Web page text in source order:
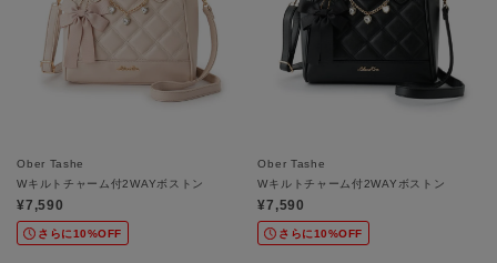
Ober Tashe
Wキルトチャーム付2WAYボストン
¥7,590
さらに10%OFF
Ober Tashe
Wキルトチャーム付2WAYボストン
¥7,590
さらに10%OFF